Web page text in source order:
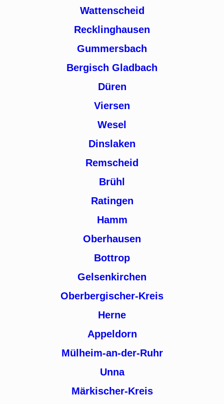
Wattenscheid
Recklinghausen
Gummersbach
Bergisch Gladbach
Düren
Viersen
Wesel
Dinslaken
Remscheid
Brühl
Ratingen
Hamm
Oberhausen
Bottrop
Gelsenkirchen
Oberbergischer-Kreis
Herne
Appeldorn
Mülheim-an-der-Ruhr
Unna
Märkischer-Kreis